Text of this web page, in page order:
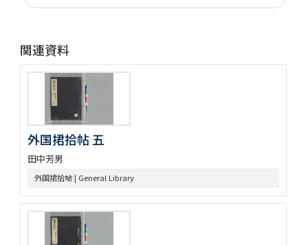
明治六年墺國博覽會出品寫真帖
神都印刷帖附農業館掛図・絵
共進会並水産博覧会帖
繭絲織物陶漆器共進会帖
博物學寫眞圖
鳥類標本及寫眞圖
雀巣庵禽譜
隨観冩真 20巻 (存4巻)
蟲豸圖譜 (存2巻)
坤輿圖説
象志
鶴虱攷 1巻附聖恵方1巻醫方類聚撮鈔1巻
関連資料
外国捃拾帖 五
田中芳男
外国捃拾帖 | General Library